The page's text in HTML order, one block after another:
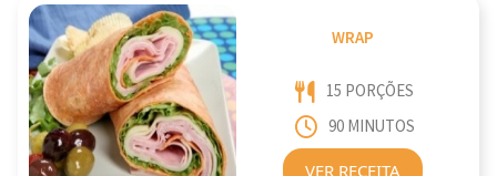
WRAP
15 PORÇÕES
90 MINUTOS
VER RECEITA